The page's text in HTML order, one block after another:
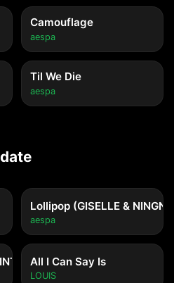
Camouflage
aespa
Til We Die
aespa
Lollipop (GISELLE &
aespa
All I Can Say Is
LOUIS